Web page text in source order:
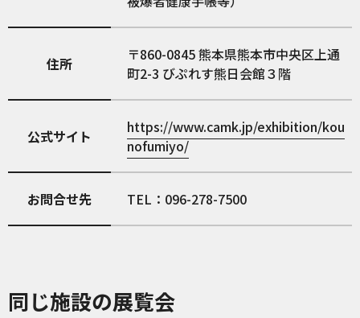
住所 860-0845熊本県熊本市中央区上通
町2-3 びぷれす熊日会館３階
公式サイト
https://www.camk.jp/exhibition/kou
nofumiyo/
お問合せ先 TEL：096-278-7500
同じ施設の展覧会